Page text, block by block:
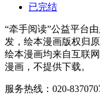
已完结
“牵手阅读”公益平台
发，绘本漫画版权归
绘本漫画均来自互联
漫画，不提供下载。
服务热线：020-